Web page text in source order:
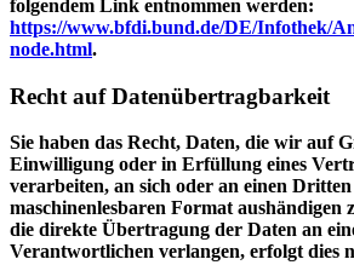
folgendem Link entnommen werden:
https://www.bfdi.bund.de/DE/Infothek/
node.html.
Recht auf Datenübertragbarkeit
Sie haben das Recht, Daten, die wir auf
Einwilligung oder in Erfüllung eines
verarbeiten, an sich oder an einen
maschinenlesbaren Format aushändigen
die direkte Übertragung der Daten an
Verantwortlichen verlangen, erfolgt dies